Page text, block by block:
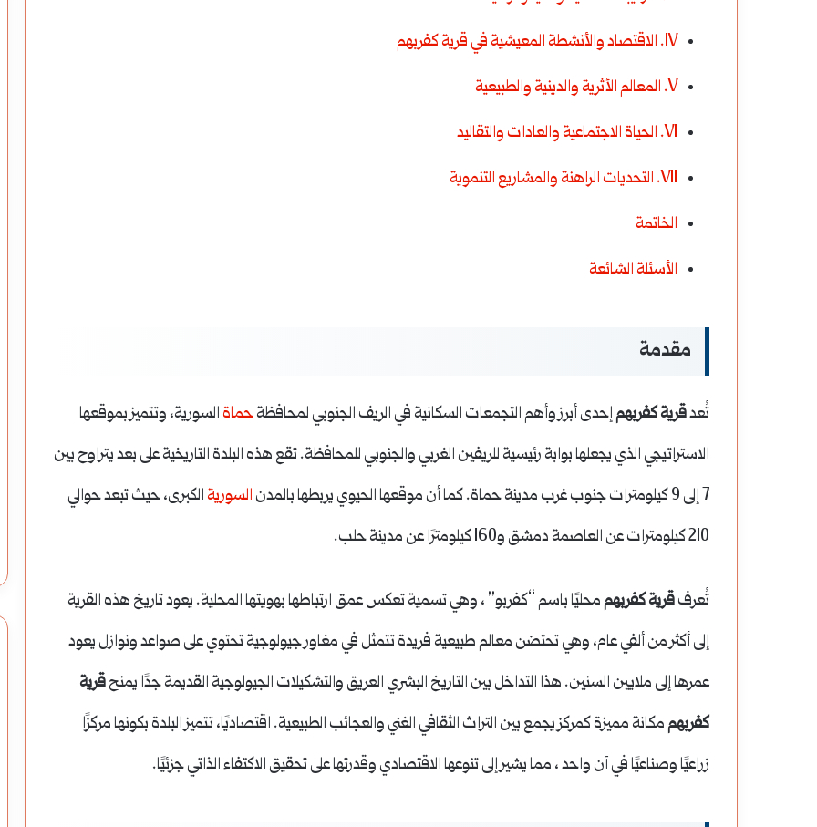
IV. الاقتصاد والأنشطة المعيشية في قرية كفربهم
V. المعالم الأثرية والدينية والطبيعية
VI. الحياة الاجتماعية والعادات والتقاليد
VII. التحديات الراهنة والمشاريع التنموية
الخاتمة
الأسئلة الشائعة
مقدمة
تُعدقرية كفربهمإحدى أبرز وأهم التجمعات السكانية في الريف الجنوبي لمحافظةحماة السورية، وتتميز بموقعها
الاستراتيجي الذي يجعلها بوابة رئيسية للريفين الغربي والجنوبي للمحافظة. تقع هذه البلدة التاريخية على بعد يتراوح بين
7 إلى 9 كيلومترات جنوب غرب مدينة حماة. كما أن موقعها الحيوي يربطها بالمدن
السورية الكبرى، حيث تبعد حوالي
210 كيلومترات عن العاصمة دمشق و160 كيلومترًا عن مدينة حلب.
تُعرفقرية كفربهممحليًا باسم “كفربو” ، وهي تسمية تعكس عمق ارتباطها بهويتها المحلية. يعود تاريخ هذه القرية
إلى أكثر من ألفي عام، وهي تحتضن معالم طبيعية فريدة تتمثل في مغاور جيولوجية تحتوي على صواعد ونوازل يعود
عمرها إلى ملايين السنين. هذا التداخل بين التاريخ البشري العريق والتشكيلات الجيولوجية القديمة جدًا يمنحقرية
كفربهممكانة مميزة كمركز يجمع بين التراث الثقافي الغني والعجائب الطبيعية. اقتصاديًا، تتميز البلدة بكونها مركزًا
زراعيًا وصناعيًا في آن واحد ، مما يشير إلى تنوعها الاقتصادي وقدرتها على تحقيق الاكتفاء الذاتي جزئيًا.